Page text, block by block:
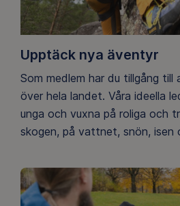
Upptäck nya äventyr
Som medlem har du tillgång till
över hela landet. Våra ideella
unga och vuxna på roliga och
skogen, på vattnet, snön, isen